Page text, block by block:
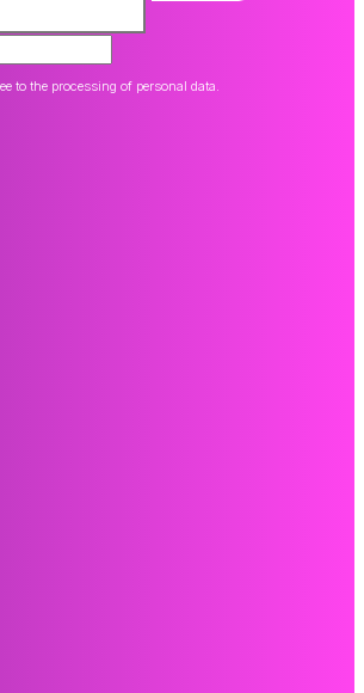
to the processing of personal data.